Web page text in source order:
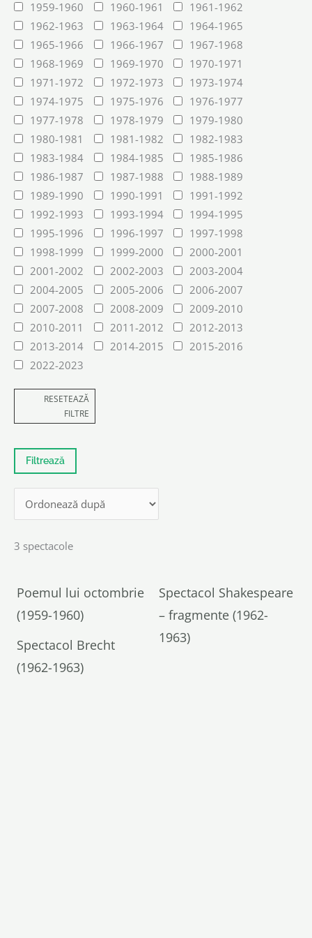
1959-1960
1960-1961
1961-1962
1962-1963
1963-1964
1964-1965
1965-1966
1966-1967
1967-1968
1968-1969
1969-1970
1970-1971
1971-1972
1972-1973
1973-1974
1974-1975
1975-1976
1976-1977
1977-1978
1978-1979
1979-1980
1980-1981
1981-1982
1982-1983
1983-1984
1984-1985
1985-1986
1986-1987
1987-1988
1988-1989
1989-1990
1990-1991
1991-1992
1992-1993
1993-1994
1994-1995
1995-1996
1996-1997
1997-1998
1998-1999
1999-2000
2000-2001
2001-2002
2002-2003
2003-2004
2004-2005
2005-2006
2006-2007
2007-2008
2008-2009
2009-2010
2010-2011
2011-2012
2012-2013
2013-2014
2014-2015
2015-2016
2022-2023
RESETEAZĂ
FILTRE
3 spectacole
Poemul lui octombrie
(1959-1960)
Spectacol Shakespeare
– fragmente (1962-
1963)
Spectacol Brecht
(1962-1963)